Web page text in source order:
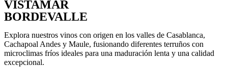
VISTAMAR
BORDEVALLE
Explora nuestros vinos con origen en los valles de Casablanca,
Cachapoal Andes y Maule, fusionando diferentes terruños con
microclimas fríos ideales para una maduración lenta y una calidad
excepcional.